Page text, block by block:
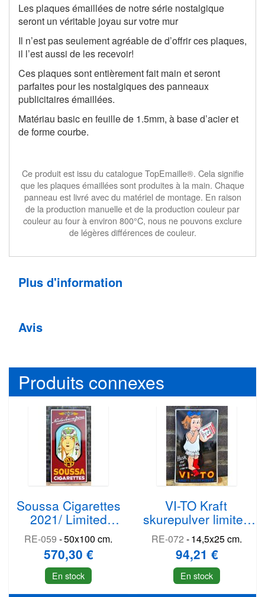
Les plaques émaillées de notre série nostalgique
seront un véritable joyau sur votre mur
Il n’est pas seulement agréable de d’offrir ces plaques,
il l’est aussi de les recevoir!
Ces plaques sont entièrement fait main et seront
parfaites pour les nostalgiques des panneaux
publicitaires émaillées.
Matériau basic en feuille de 1.5mm, à base d’acier et
de forme courbe.
Ce produit est issu du catalogue TopEmaille®. Cela signifie
que les plaques émaillées sont produites à la main. Chaque
panneau est livré avec du matériel de montage. En raison
de la production manuelle et de la production couleur par
couleur au four à environ 800°C, nous ne pouvons exclure
de légères différences de couleur.
Plus d'information
Avis
Produits connexes
Soussa Cigarettes
2021/ Limited
Edition
RE-059 -50x100 cm.
570,30 €
En stock
VI-TO Kraft
skurepulver limited
edition
RE-072 -14,5x25 cm.
94,21 €
En stock